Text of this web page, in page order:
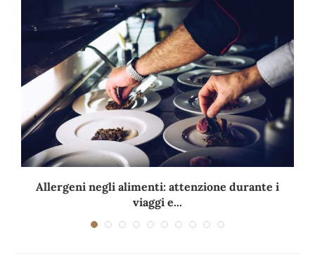
Allergeni negli alimenti: attenzione durante i
viaggi e...